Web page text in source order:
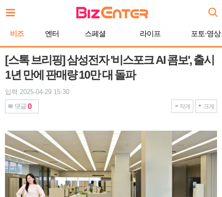
문
기
비즈 엔터 스페셜 라이프 포토·영상
[스톡 브리핑] 삼성전자 '비스포크 AI 콤보', 출시
1년 만에 판매량 10만 대 돌파
입력 2025-04-29 15:30
댓글 0 작게 크게